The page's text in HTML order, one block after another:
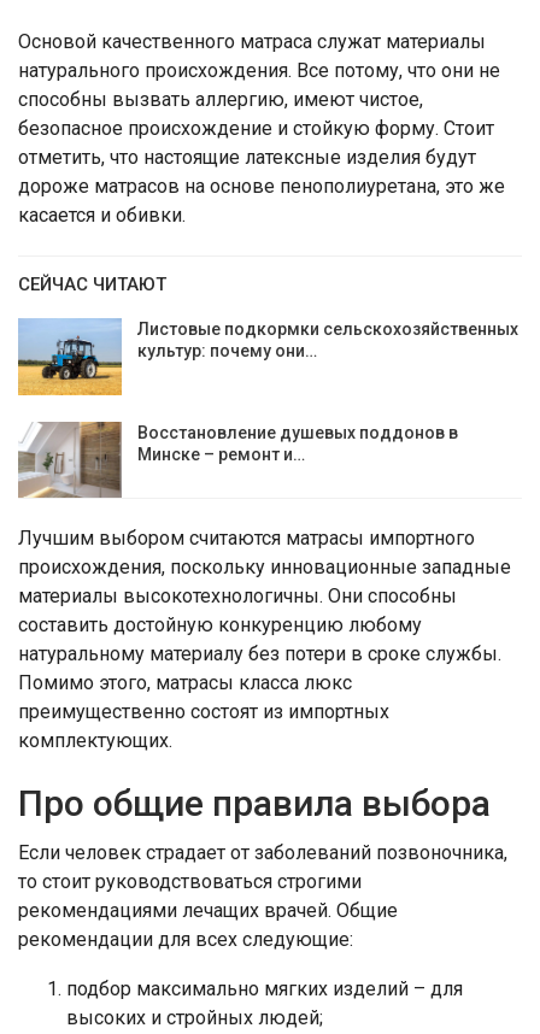
Основой качественного матраса служат материалы
натурального происхождения. Все потому, что они не
способны вызвать аллергию, имеют чистое,
безопасное происхождение и стойкую форму. Стоит
отметить, что настоящие латексные изделия будут
дороже матрасов на основе пенополиуретана, это же
касается и обивки.
СЕЙЧАС ЧИТАЮТ
Листовые подкормки сельскохозяйственных
культур: почему они…
Восстановление душевых поддонов в
Минске – ремонт и…
Лучшим выбором считаются матрасы импортного
происхождения, поскольку инновационные западные
материалы высокотехнологичны. Они способны
составить достойную конкуренцию любому
натуральному материалу без потери в сроке службы.
Помимо этого, матрасы класса люкс
преимущественно состоят из импортных
комплектующих.
Про общие правила выбора
Если человек страдает от заболеваний позвоночника,
то стоит руководствоваться строгими
рекомендациями лечащих врачей. Общие
рекомендации для всех следующие:
подбор максимально мягких изделий – для
высоких и стройных людей;